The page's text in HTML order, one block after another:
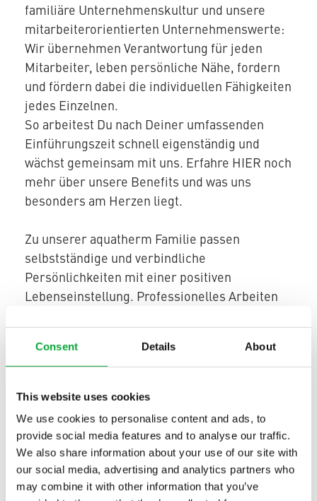
Consent Details About
This website uses cookies
We use cookies to personalise content and ads, to
provide social media features and to analyse our traffic.
We also share information about your use of our site with
our social media, advertising and analytics partners who
may combine it with other information that you’ve
familiäre Unternehmenskultur und unsere
mitarbeiterorientierten Unternehmenswerte:
Wir übernehmen Verantwortung für jeden
Mitarbeiter, leben persönliche Nähe, fordern
und fördern dabei die individuellen Fähigkeiten
jedes Einzelnen.
So arbeitest Du nach Deiner umfassenden
Einführungszeit schnell eigenständig und
wächst gemeinsam mit uns. Erfahre HIER noch
mehr über unsere Benefits und was uns
besonders am Herzen liegt.
Zu unserer aquatherm Familie passen
selbstständige und verbindliche
Persönlichkeiten mit einer positiven
Lebenseinstellung. Professionelles Arbeiten